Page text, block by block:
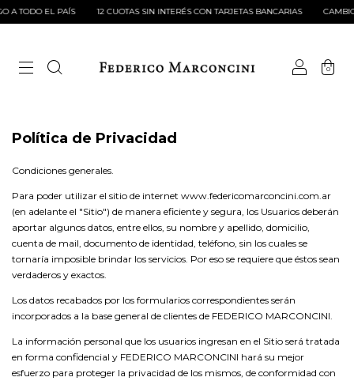
A TODO EL PAÍS 12 CUOTAS SIN INTERÉS CON TARJETAS BANCARIAS
0
Política de Privacidad
Condiciones generales.
Para poder utilizar el sitio de internet www.federicomarconcini.com.ar
(en adelante el "Sitio") de manera eficiente y segura, los Usuarios deberán
aportar algunos datos, entre ellos, su nombre y apellido, domicilio,
cuenta de mail, documento de identidad, teléfono, sin los cuales se
tornaría imposible brindar los servicios. Por eso se requiere que éstos sean
verdaderos y exactos.
Los datos recabados por los formularios correspondientes serán
incorporados a la base general de clientes de FEDERICO MARCONCINI.
La información personal que los usuarios ingresan en el Sitio será tratada
en forma confidencial y FEDERICO MARCONCINI hará su mejor
esfuerzo para proteger la privacidad de los mismos, de conformidad con